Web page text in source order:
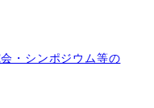
・シンポジウム等の